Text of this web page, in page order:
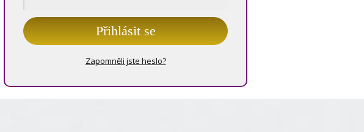
Přihlásit se
Zapomněli jste heslo?